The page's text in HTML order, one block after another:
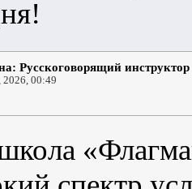
Русскоговорящий
2026, 00:49